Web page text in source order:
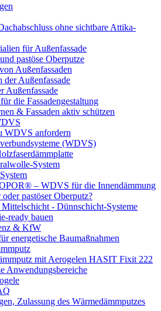
ohne sichtbare Attika-
für Außenfassade
pastöse Oberputze
Außenfassaden
der Außenfassade
Außenfassade
die Fassadengestaltung
& Fassaden aktiv schützen
WDVS anfordern
(WDVS)
System
– WDVS für die Innendämmung
pastöser Oberputz?
- Dünnschicht-Systeme
ready bauen
& KfW
energetische Baumaßnahmen
mit Aerogelen HASIT Fixit 222
Anwendungsbereiche
Zulassung des Wärmedämmputzes